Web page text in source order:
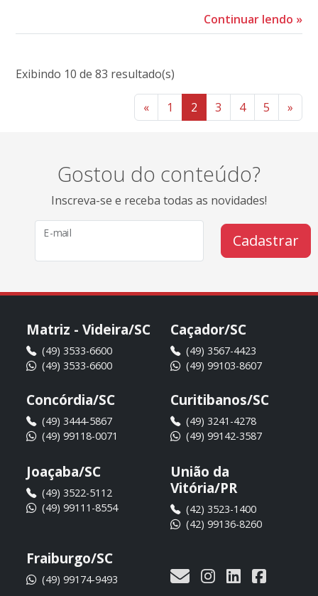
Continuar lendo »
Exibindo 10 de 83 resultado(s)
« 1 2 3 4 5 »
Gostou do conteúdo?
Inscreva-se e receba todas as novidades!
E-mail Cadastrar
Matriz - Videira/SC
(49) 3533-6600
(49) 3533-6600
Caçador/SC
(49) 3567-4423
(49) 99103-8607
Concórdia/SC
(49) 3444-5867
(49) 99118-0071
Curitibanos/SC
(49) 3241-4278
(49) 99142-3587
Joaçaba/SC
(49) 3522-5112
(49) 99111-8554
União da
Vitória/PR
(42) 3523-1400
(42) 99136-8260
Fraiburgo/SC
(49) 99174-9493